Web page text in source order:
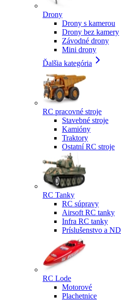
Drony
Drony s kamerou
Drony bez kamery
Závodné drony
Mini drony
Ďalšia kategória
RC pracovné stroje
Stavebné stroje
Kamióny
Traktory
Ostatní RC stroje
RC Tanky
RC súpravy
Airsoft RC tanky
Infra RC tanky
Príslušenstvo a ND
RC Lode
Motorové
Plachetnice